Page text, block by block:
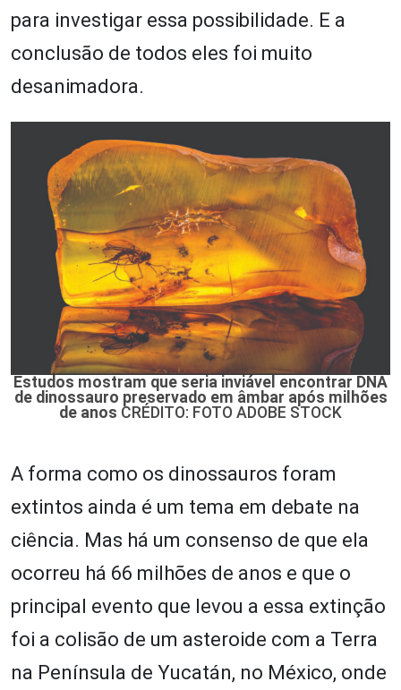
para investigar essa possibilidade. E a
conclusão de todos eles foi muito
desanimadora.
Estudos mostram que seria inviável encontrar DNA
de dinossauro preservado em âmbar após milhões
de anos CRÉDITO: FOTO ADOBE STOCK
A forma como os dinossauros foram
extintos ainda é um tema em debate na
ciência. Mas há um consenso de que ela
ocorreu há 66 milhões de anos e que o
principal evento que levou a essa extinção
foi a colisão de um asteroide com a Terra
na Península de Yucatán, no México, onde